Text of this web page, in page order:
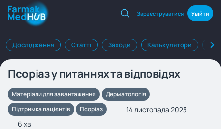
Зареєструватися Увійти
Дослідження Статті Заходи Калькулятори
Псоріаз у питаннях та відповідях
Матеріали для завантаження
Дерматологія
Підтримка пацієнтів
Псоріаз
14 листопада 2023
6 хв